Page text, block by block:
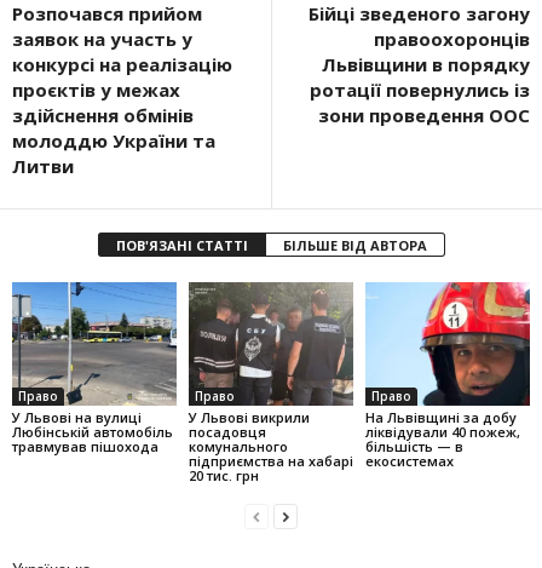
Розпочався прийом
заявок на участь у
конкурсі на реалізацію
проєктів у межах
здійснення обмінів
молоддю України та
Литви
Бійці зведеного загону
правоохоронців
Львівщини в порядку
ротації повернулись із
зони проведення ООС
ПОВ'ЯЗАНІ СТАТТІ БІЛЬШЕ ВІД АВТОРА
Право
У Львові на вулиці
Любінській автомобіль
травмував пішохода
Право
У Львові викрили
посадовця
комунального
підприємства на хабарі
20 тис. грн
Право
На Львівщині за добу
ліквідували 40 пожеж,
більшість — в
екосистемах